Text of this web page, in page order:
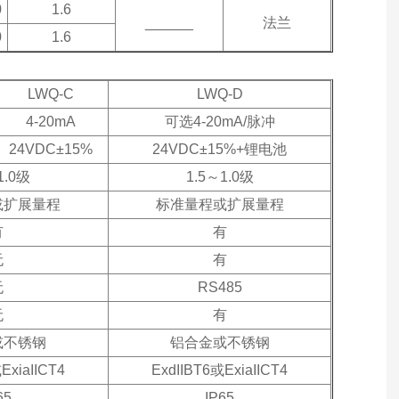
1.6
法兰
1.6
LWQ-C
LWQ-D
4-20mA
可选4-20mA/脉冲
24VDC±15% 24VDC±15%+锂电池
级
1.5～1.0级
展量程
标准量程或扩展量程
有
有
RS485
有
锈钢
铝合金或不锈钢
ExdIIBT6或ExiaIICT4